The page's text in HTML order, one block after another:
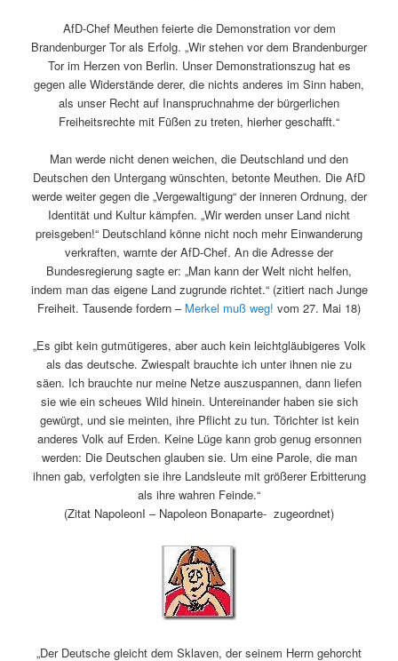
AfD-Chef Meuthen feierte die Demonstration vor dem
Brandenburger Tor als Erfolg. „Wir stehen vor dem Brandenburger
Tor im Herzen von Berlin. Unser Demonstrationszug hat es
gegen alle Widerstände derer, die nichts anderes im Sinn haben,
als unser Recht auf Inanspruchnahme der bürgerlichen
Freiheitsrechte mit Füßen zu treten, hierher geschafft.“
Man werde nicht denen weichen, die Deutschland und den
Deutschen den Untergang wünschten, betonte Meuthen. Die AfD
werde weiter gegen die „Vergewaltigung“ der inneren Ordnung, der
Identität und Kultur kämpfen. „Wir werden unser Land nicht
preisgeben!“ Deutschland könne nicht noch mehr Einwanderung
verkraften, warnte der AfD-Chef. An die Adresse der
Bundesregierung sagte er: „Man kann der Welt nicht helfen,
indem man das eigene Land zugrunde richtet.“ (zitiert nach Junge
Freiheit. Tausende fordern – Merkel muß weg! vom 27. Mai 18)
„Es gibt kein gutmütigeres, aber auch kein leichtgläubigeres Volk
als das deutsche. Zwiespalt brauchte ich unter ihnen nie zu
säen. Ich brauchte nur meine Netze auszuspannen, dann liefen
sie wie ein scheues Wild hinein. Untereinander haben sie sich
gewürgt, und sie meinten, ihre Pflicht zu tun. Törichter ist kein
anderes Volk auf Erden. Keine Lüge kann grob genug ersonnen
werden: Die Deutschen glauben sie. Um eine Parole, die man
ihnen gab, verfolgten sie ihre Landsleute mit größerer Erbitterung
als ihre wahren Feinde.“
(Zitat NapoleonI – Napoleon Bonaparte- zugeordnet)
„Der Deutsche gleicht dem Sklaven, der seinem Herrn gehorcht